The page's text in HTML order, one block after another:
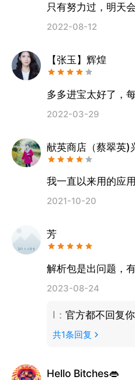
只有努力过，明天
2022-08-12
【张玉】辉煌
多多进宝太好了，
2022-03-29
献英商店（蔡翠英)
我一直以来用的应
2021-10-20
芳
解析包是出问题，
2023-08-24
I ： 官方都不回复
共1条回复
Hello Bitches👄